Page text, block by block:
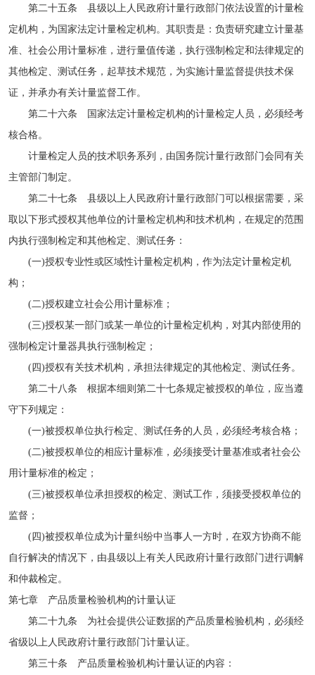
第二十五条 县级以上人民政府计量行政部门依法设置的计量检
定机构，为国家法定计量检定机构。其职责是：负责研究建立计量基
准、社会公用计量标准，进行量值传递，执行强制检定和法律规定的
其他检定、测试任务，起草技术规范，为实施计量监督提供技术保
证，并承办有关计量监督工作。
第二十六条 国家法定计量检定机构的计量检定人员，必须经考
核合格。
计量检定人员的技术职务系列，由国务院计量行政部门会同有关
主管部门制定。
第二十七条 县级以上人民政府计量行政部门可以根据需要，采
取以下形式授权其他单位的计量检定机构和技术机构，在规定的范围
内执行强制检定和其他检定、测试任务：
(一)授权专业性或区域性计量检定机构，作为法定计量检定机
构；
(二)授权建立社会公用计量标准；
(三)授权某一部门或某一单位的计量检定机构，对其内部使用的
强制检定计量器具执行强制检定；
(四)授权有关技术机构，承担法律规定的其他检定、测试任务。
第二十八条 根据本细则第二十七条规定被授权的单位，应当遵
守下列规定：
(一)被授权单位执行检定、测试任务的人员，必须经考核合格；
(二)被授权单位的相应计量标准，必须接受计量基准或者社会公
用计量标准的检定；
(三)被授权单位承担授权的检定、测试工作，须接受授权单位的
监督；
(四)被授权单位成为计量纠纷中当事人一方时，在双方协商不能
自行解决的情况下，由县级以上有关人民政府计量行政部门进行调解
和仲裁检定。
第七章 产品质量检验机构的计量认证
第二十九条 为社会提供公证数据的产品质量检验机构，必须经
省级以上人民政府计量行政部门计量认证。
第三十条 产品质量检验机构计量认证的内容：